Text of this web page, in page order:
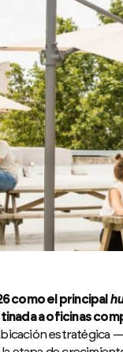
como el principal
a oficinas
estratégica